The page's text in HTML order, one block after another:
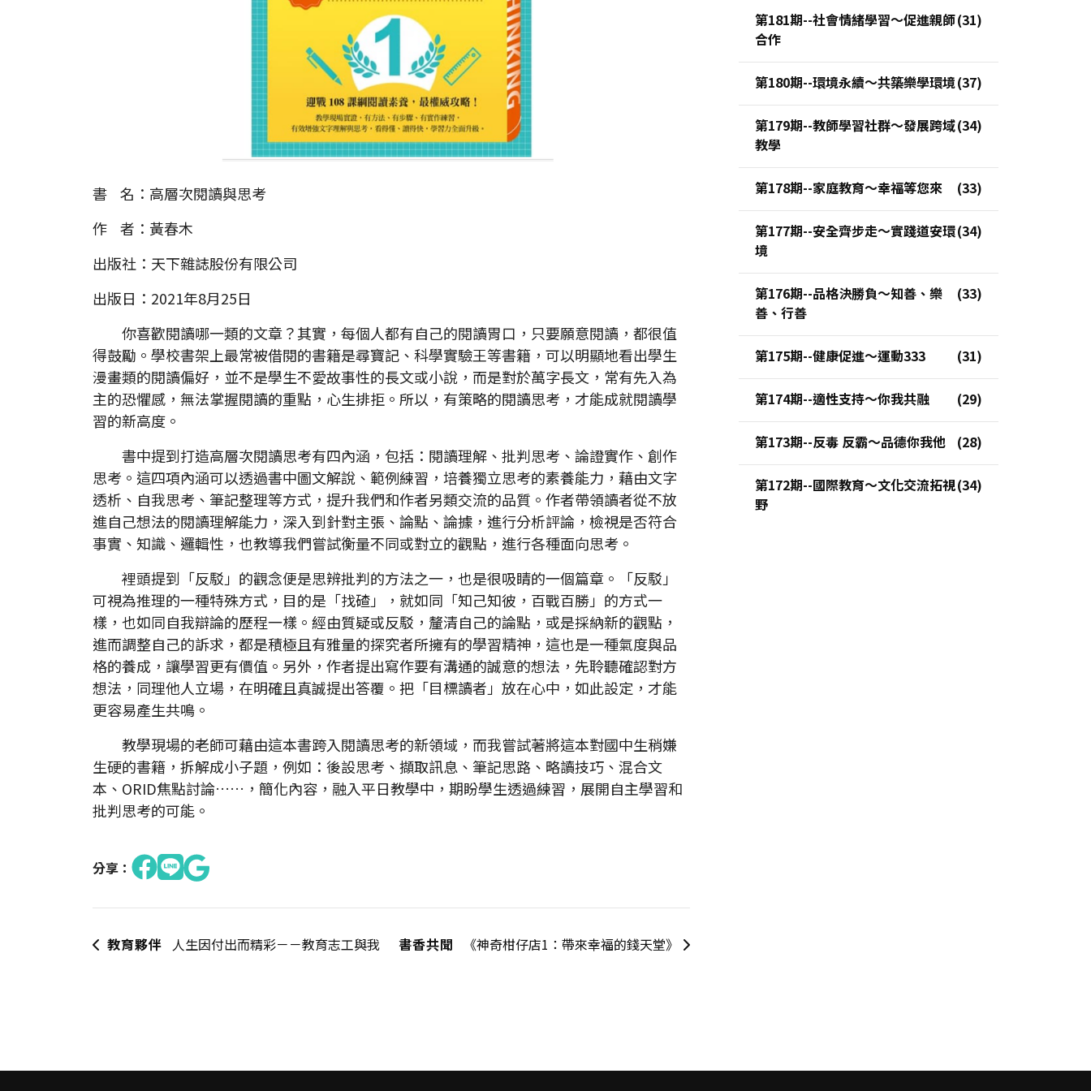
書 名：高層次閱讀與思考
作 者：黃春木
出版社：天下雜誌股份有限公司
出版日：2021年8月25日
你喜歡閱讀哪一類的文章？其實，每個人都有自己的閱讀胃口，只要願意閱讀，都很值
得鼓勵。學校書架上最常被借閱的書籍是尋寶記、科學實驗王等書籍，可以明顯地看出學生
漫畫類的閱讀偏好，並不是學生不愛故事性的長文或小說，而是對於萬字長文，常有先入為
主的恐懼感，無法掌握閱讀的重點，心生排拒。所以，有策略的閱讀思考，才能成就閱讀學
習的新高度。
書中提到打造高層次閱讀思考有四內涵，包括：閱讀理解、批判思考、論證實作、創作
思考。這四項內涵可以透過書中圖文解說、範例練習，培養獨立思考的素養能力，藉由文字
透析、自我思考、筆記整理等方式，提升我們和作者另類交流的品質。作者帶領讀者從不放
進自己想法的閱讀理解能力，深入到針對主張、論點、論據，進行分析評論，檢視是否符合
事實、知識、邏輯性，也教導我們嘗試衡量不同或對立的觀點，進行各種面向思考。
裡頭提到「反駁」的觀念便是思辨批判的方法之一，也是很吸睛的一個篇章。「反駁」
可視為推理的一種特殊方式，目的是「找碴」，就如同「知己知彼，百戰百勝」的方式一
樣，也如同自我辯論的歷程一樣。經由質疑或反駁，釐清自己的論點，或是採納新的觀點，
進而調整自己的訴求，都是積極且有雅量的探究者所擁有的學習精神，這也是一種氣度與品
格的養成，讓學習更有價值。另外，作者提出寫作要有溝通的誠意的想法，先聆聽確認對方
想法，同理他人立場，在明確且真誠提出答覆。把「目標讀者」放在心中，如此設定，才能
更容易產生共鳴。
教學現場的老師可藉由這本書跨入閱讀思考的新領域，而我嘗試著將這本對國中生稍嫌
生硬的書籍，拆解成小子題，例如：後設思考、擷取訊息、筆記思路、略讀技巧、混合文
本、ORID焦點討論……，簡化內容，融入平日教學中，期盼學生透過練習，展開自主學習和
批判思考的可能。
分享：
教育夥伴 人生因付出而精彩－－教育志工與我 書香共聞 《神奇柑仔店1：帶來幸福的錢天堂》
第181期--社會情緒學習～促進親師
合作
第180期--環境永續～共築樂學環境
第179期--教師學習社群～發展跨域
教學
第178期--家庭教育～幸福等您來
第177期--安全齊步走～實踐道安環
境
第176期--品格決勝負～知善、樂
善、行善
第175期--健康促進～運動333
第174期--適性支持～你我共融
第173期--反毒 反霸～品德你我他
第172期--國際教育～文化交流拓視
野